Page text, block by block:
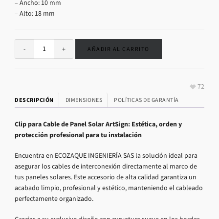
– Ancho: 10 mm
– Alto: 18 mm
AÑADIR AL CARRITO
72
DESCRIPCIÓN DIMENSIONES POLÍTICAS DE GARANTÍA
Clip para Cable de Panel Solar ArtSign: Estética, orden y
protección profesional para tu instalación
Encuentra en ECOZAQUE INGENIERÍA SAS la solución ideal para
asegurar los cables de interconexión directamente al marco de
tus paneles solares. Este accesorio de alta calidad garantiza un
acabado limpio, profesional y estético, manteniendo el cableado
perfectamente organizado.